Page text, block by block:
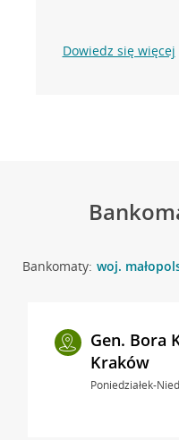
Dowiedz się więcej
Bankomaty: woj.
Gen. Bora
Kraków
Poniedziałek-